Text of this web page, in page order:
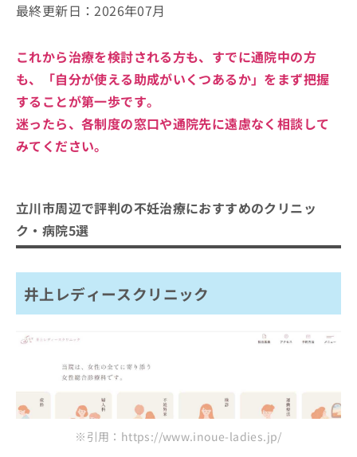
最終更新日：2026年07月
これから治療を検討される方も、すでに通院中の方
も、
「自分が使える助成がいくつあるか」 をまず把握
することが第一歩です。
迷ったら、各制度の窓口や通院先に遠慮なく相談して
みてください。
立川市周辺で評判の不妊治療におすすめのクリニッ
ク・病院5選
井上レディースクリニック
※引用：https://www.inoue-ladies.jp/